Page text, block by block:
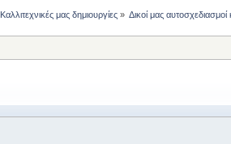
Καλλιτεχνικές μας δημιουργίες» Δικοί μας αυτοσχεδιασμοί